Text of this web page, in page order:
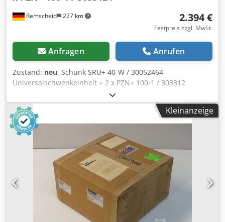
Remscheid 227 km 2.394 €
Festpreis zzgl. MwSt.
Anfragen Anrufen
Zustand: neu, Schunk SRU+ 40-W / 30052464
Universalschwenkeinheit + 2 x PZN+ 100-1 / 303312
Universalgreifer + SGE / 30077266 + 6 x BSWS-B 100 /
303027 Backenschnellwechselsystem,ungebraucht, 100%
funktionsfähig, Lieferumfang gem. Fotos Dkedji Ec Nkepfx
Agfer
Kleinanzeige